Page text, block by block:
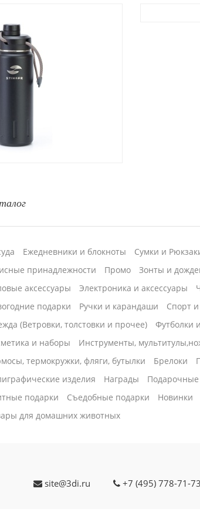
Ежедневники и блокноты Сумки и
принадлежности
Промо
Зонты и
аксессуары
Электроника и аксессуары
подарки
Ручки и карандаши
Спорт
(Ветровки, толстовки и прочее)
Футболки
и наборы
Инструменты,
термокружки, фляги, бутылки
Брелоки
изделия
Награды
подарки
Cъедобные подарки
Новинки
для домашних животных
site@3di.ru +7 (495) 778-71-73